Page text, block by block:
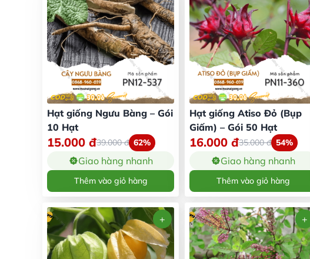
Hạt giống Ngưu Bàng – Gói
10 Hạt
15.000 đ39.000đ 62%
Giao hàng nhanh
Thêm vào giỏ hàng
Hạt giống Atiso Đỏ (Bụp
Giấm) – Gói 50 Hạt
16.000 đ35.000đ 54%
Giao hàng nhanh
Thêm vào giỏ hàng